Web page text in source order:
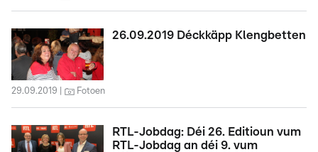
26.09.2019 Déckkäpp Klengbetten
29.09.2019 Fotoen
RTL-Jobdag: Déi 26. Editioun vum
RTL-Jobdag an déi 9. vum